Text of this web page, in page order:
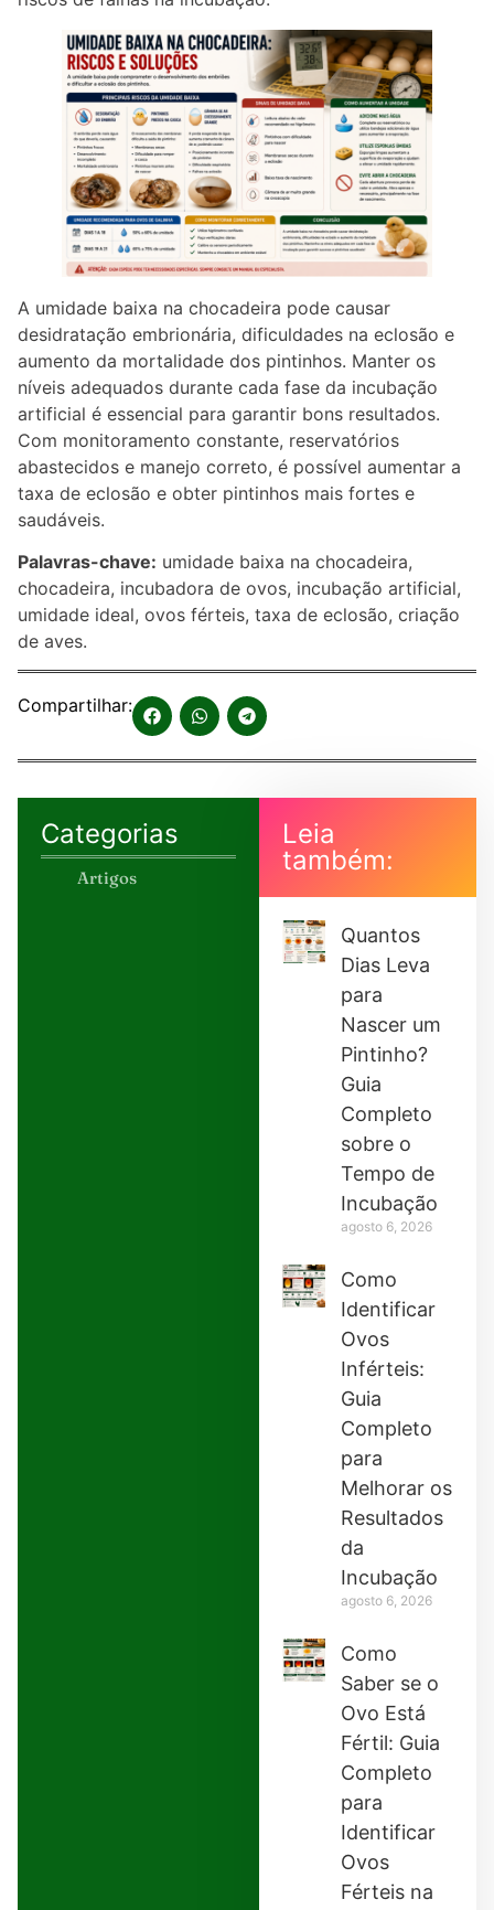
A umidade baixa na chocadeira pode causar
desidratação embrionária, dificuldades na eclosão e
aumento da mortalidade dos pintinhos. Manter os
níveis adequados durante cada fase da incubação
artificial é essencial para garantir bons resultados.
Com monitoramento constante, reservatórios
abastecidos e manejo correto, é possível aumentar a
taxa de eclosão e obter pintinhos mais fortes e
saudáveis.
Palavras-chave: umidade baixa na chocadeira,
chocadeira, incubadora de ovos, incubação artificial,
umidade ideal, ovos férteis, taxa de eclosão, criação
de aves.
Compartilhar:
Categorias
Artigos
Leia
também:
Quantos
Dias Leva
para
Nascer um
Pintinho?
Guia
Completo
sobre o
Tempo de
Incubação
agosto 6, 2026
Como
Identificar
Ovos
Inférteis:
Guia
Completo
para
Melhorar os
Resultados
da
Incubação
agosto 6, 2026
Como
Saber se o
Ovo Está
Fértil: Guia
Completo
para
Identificar
Ovos
Férteis na